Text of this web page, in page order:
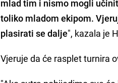
mlad tim i nismo mogli
toliko mladom ekipom.
plasirati se dalje", kazala je
Vjeruje da će rasplet turnira